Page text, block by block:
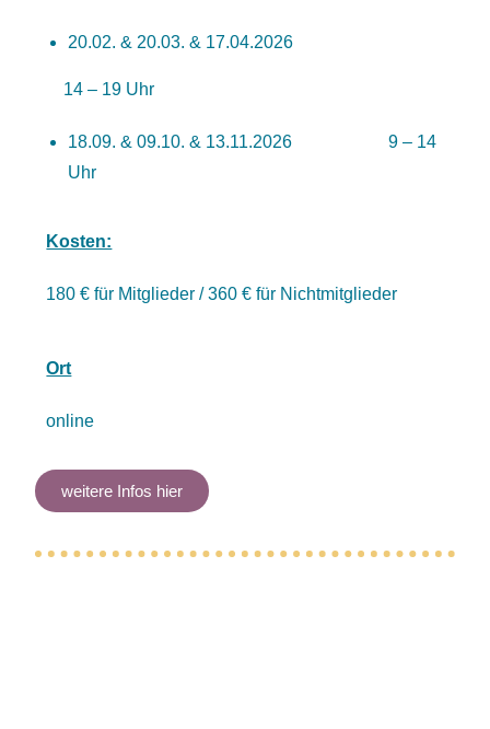
20.02. & 20.03. & 17.04.2026
14 – 19 Uhr
18.09. & 09.10. & 13.11.2026 9 – 14
Uhr
Kosten:
180 € für Mitglieder / 360 € für Nichtmitglieder
Ort
online
weitere Infos hier